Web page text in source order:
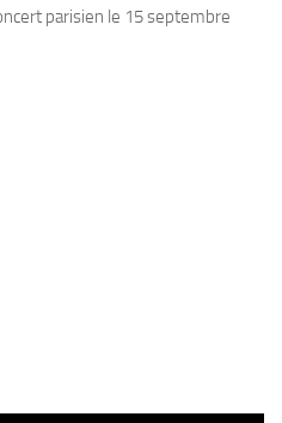
parisien le 15 septembre